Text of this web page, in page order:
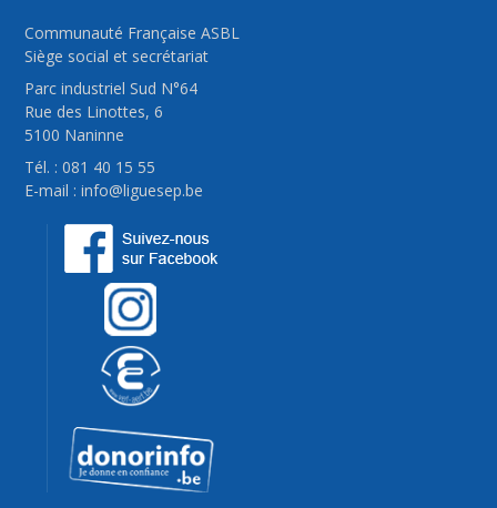
Communauté Française ASBL
Siège social et secrétariat
Parc industriel Sud N°64
Rue des Linottes, 6
5100 Naninne
Tél. : 081 40 15 55
E-mail :info@liguesep.be